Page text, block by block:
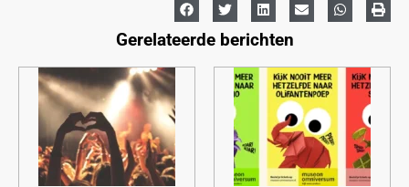
Gerelateerde berichten